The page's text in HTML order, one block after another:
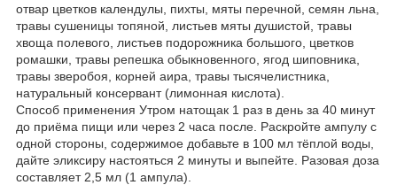
отвар цветков календулы, пихты, мяты перечной, семян льна,
травы сушеницы топяной, листьев мяты душистой, травы
хвоща полевого, листьев подорожника большого, цветков
ромашки, травы репешка обыкновенного, ягод шиповника,
травы зверобоя, корней аира, травы тысячелистника,
натуральный консервант (лимонная кислота).
Способ применения Утром натощак 1 раз в день за 40 минут
до приёма пищи или через 2 часа после. Раскройте ампулу с
одной стороны, содержимое добавьте в 100 мл тёплой воды,
дайте эликсиру настояться 2 минуты и выпейте. Разовая доза
составляет 2,5 мл (1 ампула).